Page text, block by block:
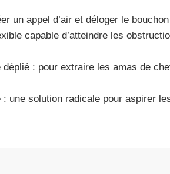
un appel d’air et déloger le
capable d’atteindre les
: pour extraire les amas de
: une solution radicale pour aspirer